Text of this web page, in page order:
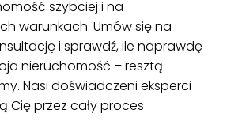
szybciej i na
warunkach. Umów się na
i sprawdź, ile naprawdę
nieruchomość – resztą
Nasi doświadczeni eksperci
Cię przez cały proces